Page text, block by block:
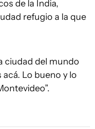
de la India,
refugio a la que
ciudad del mundo
Lo bueno y lo